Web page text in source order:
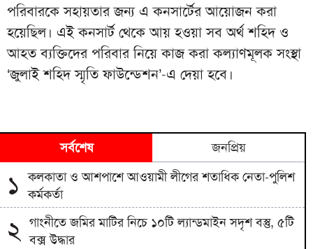
পরিবারকে সহায়তার জন্য এ কনসার্টের আয়োজন করা
হয়েছিল। এই কনসার্ট থেকে আয় হওয়া সব অর্থ শহিদ ও
আহত ব্যক্তিদের পরিবার নিয়ে কাজ করা কল্যাণমূলক সংস্থা
‘জুলাই শহিদ স্মৃতি ফাউন্ডেশন’-এ দেয়া হবে।
সর্বশেষ জনপ্রিয়
১ কলকাতা ও আশপাশে আওয়ামী লীগের শতাধিক নেতা-পুলিশ
কর্মকর্তা
২
গাংনীতে জমির মাটির নিচে ১০টি ল্যান্ডমাইন সদৃশ বস্তু, ৫টি
বক্স উদ্ধার